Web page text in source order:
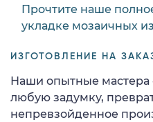
Прочтите наше
укладке мозаичных
ИЗГОТОВЛЕНИЕ НА
Наши опытные мастера
любую задумку,
непревзойденное